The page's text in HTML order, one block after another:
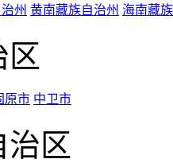
州 黄南藏族自治州 海南藏
区
原市 中卫市
治区